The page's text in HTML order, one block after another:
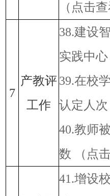
（点击查
7
产教评
工作
38.建设
实践中心
39.在校
认定人次
40.教师
数
（点
41.增设